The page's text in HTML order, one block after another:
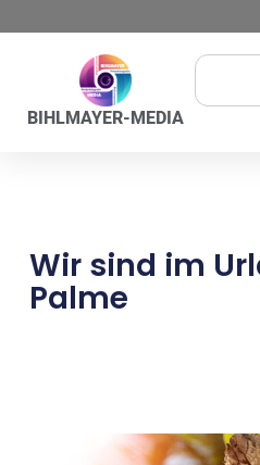
BIHLMAYER-MEDIA
Wir sind im
Palme